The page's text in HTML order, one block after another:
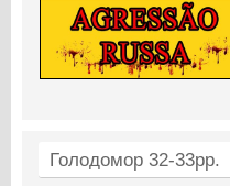
Голодомор 32-33рр.